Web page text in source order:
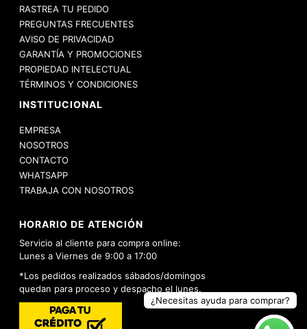
¿Necesitas ayuda para comprar?
RASTREA TU PEDIDO
PREGUNTAS FRECUENTES
AVISO DE PRIVACIDAD
GARANTÍA Y PROMOCIONES
PROPIEDAD INTELECTUAL
TÉRMINOS Y CONDICIONES
INSTITUCIONAL
EMPRESA
NOSOTROS
CONTACTO
WHATSAPP
TRABAJA CON NOSOTROS
HORARIO DE ATENCIÓN
Servicio al cliente para compra online:
Lunes a Viernes de 9:00 a 17:00
*Los pedidos realizados sábados/domingos
quedan para proceso y despacho el lunes.